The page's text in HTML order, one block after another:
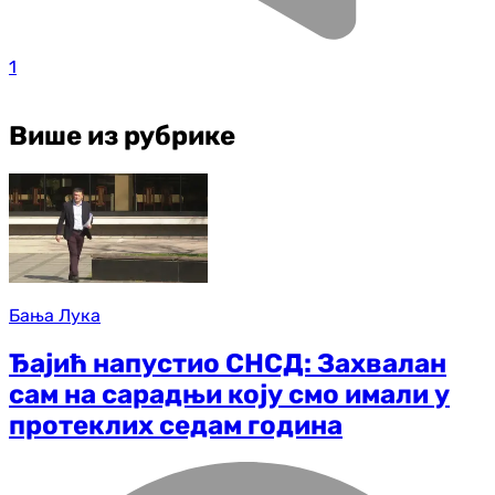
1
Више из рубрике
Бања Лука
Ђајић напустио СНСД: Захвалан
сам на сарадњи коју смо имали у
протеклих седам година